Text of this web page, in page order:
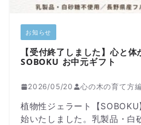
お知らせ
【受付終了しました】心と
SOBOKU お中元ギフト
2026/05/20 心の木の育て方
植物性ジェラート【
始いたしました。乳製品・白